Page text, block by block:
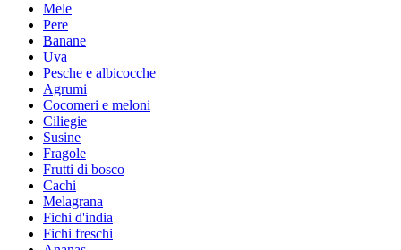
Mele
Pere
Banane
Uva
Pesche e albicocche
Agrumi
Cocomeri e meloni
Ciliegie
Susine
Fragole
Frutti di bosco
Cachi
Melagrana
Fichi d'india
Fichi freschi